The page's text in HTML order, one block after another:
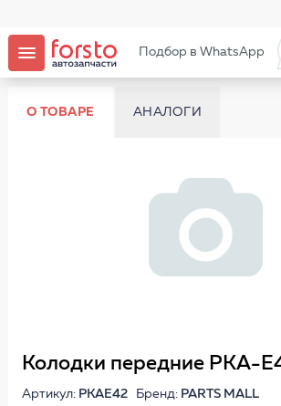
Подбор в WhatsApp
О ТОВАРЕ АНАЛОГИ
Колодки передние PKA-
Артикул: PKAE42Бренд: PARTS MALL